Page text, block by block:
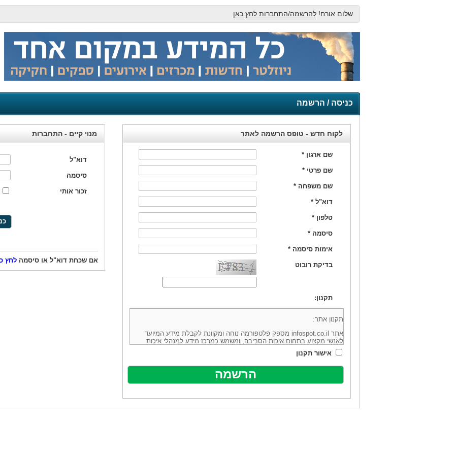
שלום אורח! להרשמה/התחברות לחץ כאן
כניסה / הרשמה
מנוי קיים - התחברות
דוא"ל
סיסמה
זכור אותי
אם שכחת דוא"ל או סיסמה לחץ
לקוח חדש - טופס הרשמה לאתר
שם ארגון *
שם פרטי *
שם משפחה *
דוא"ל *
טלפון *
סיסמה *
אימות סיסמה *
בדיקת רובוט
תקנון:
תקנון אתר:
אתר infospot.co.il מספק פלטפורמה נוחה ומקוונת לקבלת מידע המיועד
לאנשי מקצוע בתחום איכות הסביבה, ומשמש כמרכז מידע למנהלי איכות
סביבה (להלן: "המידע"). האתר בבעלותה ובניהולה של חברת יזמות וידע
מיקוד 6113102 ובדוא"ל: office@infospot.co.il (להלן: "האתר").
האתר אינו מספק את השירותים המפורסמים באתר ע"י ספקים שונים, איננו
מוכר את השירות המוצע באתר ע"י ספקים שונים, איננו מעורב במתן השירות
אלקטרונית של פרסום עבור נותני שירותים אלו. במילים אחרות, האחריות על
ביצוע העסקה בין הגולשים לבין המפרסמים נותני השירות ואיכותה מוטלת על
אישור תקנון